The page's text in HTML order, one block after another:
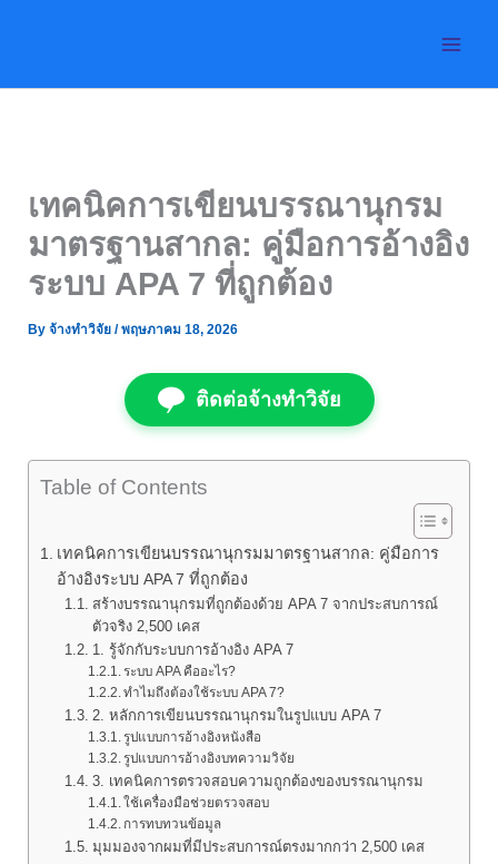
เทคนิคการเขียนบรรณานุกรม
มาตรฐานสากล: คู่มือการอ้างอิง
ระบบ APA 7 ที่ถูกต้อง
By จ้างทำวิจัย /พฤษภาคม 18, 2026
ติดต่อจ้างทำวิจัย
Table of Contents
เทคนิคการเขียนบรรณานุกรมมาตรฐานสากล: คู่มือการ
อ้างอิงระบบ APA 7 ที่ถูกต้อง
สร้างบรรณานุกรมที่ถูกต้องด้วย APA 7 จากประสบการณ์
ตัวจริง 2,500 เคส
1. รู้จักกับระบบการอ้างอิง APA 7
ระบบ APA คืออะไร?
ทำไมถึงต้องใช้ระบบ APA 7?
2. หลักการเขียนบรรณานุกรมในรูปแบบ APA 7
รูปแบบการอ้างอิงหนังสือ
รูปแบบการอ้างอิงบทความวิจัย
3. เทคนิคการตรวจสอบความถูกต้องของบรรณานุกรม
ใช้เครื่องมือช่วยตรวจสอบ
การทบทวนข้อมูล
มุมมองจากผมที่มีประสบการณ์ตรงมากกว่า 2,500 เคส